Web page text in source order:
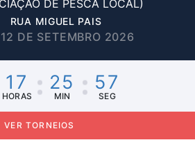
DE PESCA LOCAL)
RUA MIGUEL PAIS
DE SETEMBRO 2026
17
HORAS
25
MIN
57
SEG
VER TORNEIOS